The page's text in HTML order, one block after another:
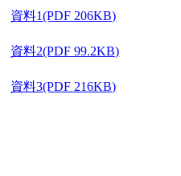
資料1(PDF 206KB)
資料2(PDF 99.2KB)
資料3(PDF 216KB)